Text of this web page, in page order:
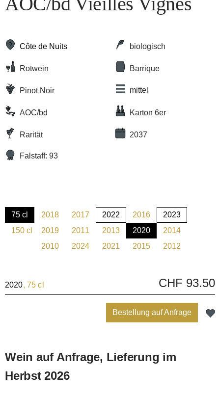
Côte de Nuits biologisch
Rotwein Barrique
Pinot Noir mittel
AOC/bd Karton 6er
Rarität 2037
Falstaff: 93
75 cl
(Diese Option ist zurzeit nicht verfügbar.)
150 cl
2018
(Diese Option ist zurzeit nicht verfügbar.)
2017
(Diese Option ist zurzeit nicht verfügbar.)
2022 2016
(Diese Option ist zurzeit
2023
2019
2011 2013 2020 2014
2010 2024 2021 2015 2012
2020, 75 cl CHF 93.50
Bestellung auf Anfrage
Wein auf Anfrage, Lieferung im
Herbst 2026